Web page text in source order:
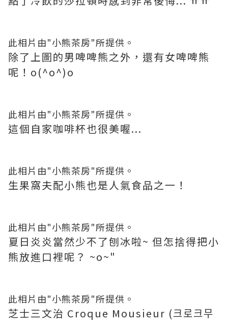
此相片由"小熊茶房"所提供。
除了上圖的男啤啤熊之外，還有女啤啤熊
呢！o(^o^)o
此相片由"小熊茶房"所提供。
這個自家咖啡杯也很美喔...
此相片由"小熊茶房"所提供。
生果窩夫配小熊也是人氣食品之一！
此相片由"小熊茶房"所提供。
夏日炎炎當然少不了刨冰啦~ 但怎捨得把小
熊放進口裡呢？ ~o~"
此相片由"小熊茶房"所提供。
芝士三文治 Croque Mousieur (크로크무